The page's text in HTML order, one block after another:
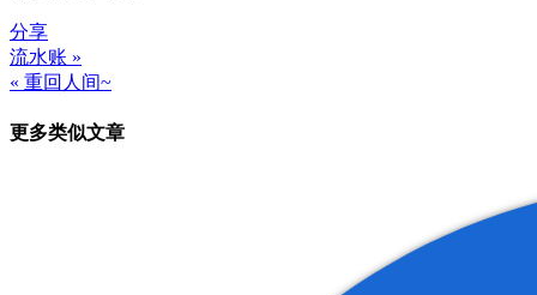
分享
文
章
导
流水账 »
« 重回人间~
更多类似文章